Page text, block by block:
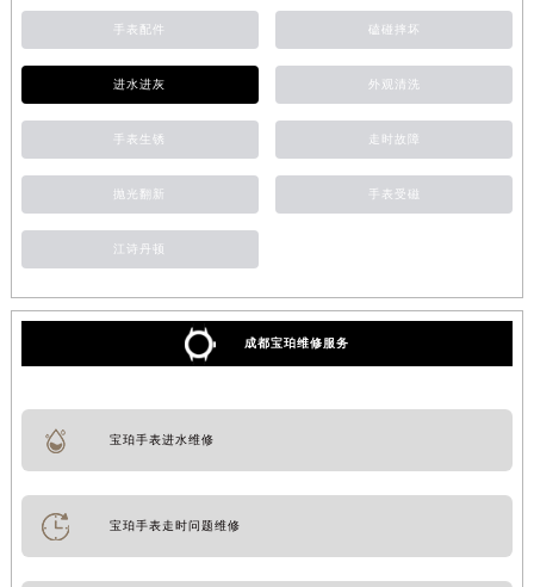
手表配件 磕碰摔坏
进水进灰 外观清洗
手表生锈 走时故障
抛光翻新 手表受磁
江诗丹顿
成都宝珀维修服务
宝珀手表进水维修
宝珀手表走时问题维修